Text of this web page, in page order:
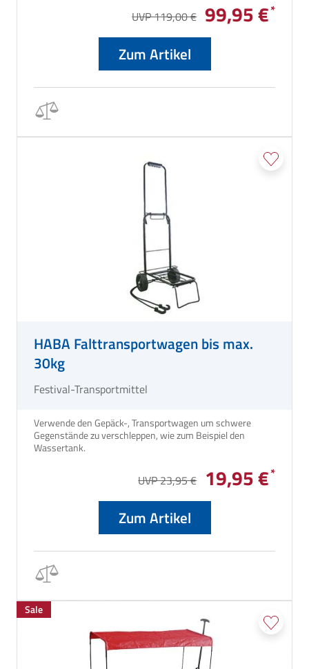
UVP 119,00 € 99,95 €
Zum Artikel
HABA Falttransportwagen bis max.
30kg
Festival-Transportmittel
Verwende den Gepäck-, Transportwagen um schwere
Gegenstände zu verschleppen, wie zum Beispiel den
UVP 23,95 € 19,95 €
Zum Artikel
Sale